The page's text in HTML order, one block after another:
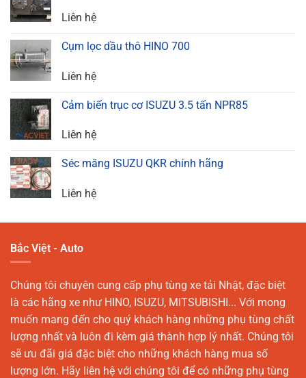
Liên hệ
Cụm lọc dầu thô HINO 700
Liên hệ
Cảm biến trục cơ ISUZU 3.5 tấn NPR85
Liên hệ
Séc măng ISUZU QKR chính hãng
Liên hệ
Bắc Việt - Auto
Chúng tôi chuyên cung cấp phụ tùng xe tải Nhật, đặc biệt
là các hãng xe như HINO, ISUZU, MITSUBISHI... Với mong
muốn mang đến cho quý khách hàng những phụ tùng chất
lượng nhất và luôn đi kèm giá thành hợp lý nhất. Chúng tôi
sẽ ưu đãi giá đặc biệt cho những khách hàng mua số
lượng lớn. Hãy liên hệ với chúng tôi để có những phụ tùng